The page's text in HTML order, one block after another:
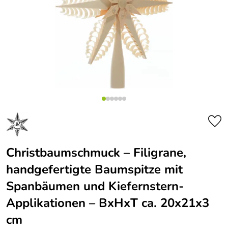
Christbaumschmuck – Filigrane,
handgefertigte Baumspitze mit
Spanbäumen und Kiefernstern-
Applikationen – BxHxT ca. 20x21x3
cm